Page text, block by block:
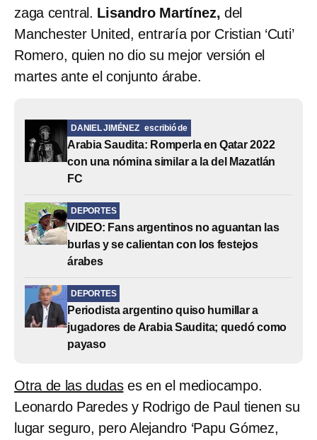
zaga central. Lisandro Martínez, del
Manchester United, entraría por Cristian ‘Cuti’
Romero, quien no dio su mejor versión el
martes ante el conjunto árabe.
DANIEL JIMÉNEZ escribió de
Arabia Saudita: Romperla en Qatar 2022
con una nómina similar a la del Mazatlán
FC
DEPORTES
VIDEO: Fans argentinos no aguantan las
burlas y se calientan con los festejos
árabes
DEPORTES
Periodista argentino quiso humillar a
jugadores de Arabia Saudita; quedó como
payaso
Otra de las dudases en el mediocampo.
Leonardo Paredes y Rodrigo de Paul tienen su
lugar seguro, pero Alejandro ‘Papu Gómez,